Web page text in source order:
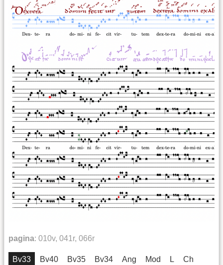
pagina: 010v, 041r, 066r
Bv33 Bv40 Bv35 Bv34 Ang Mod L
Ch